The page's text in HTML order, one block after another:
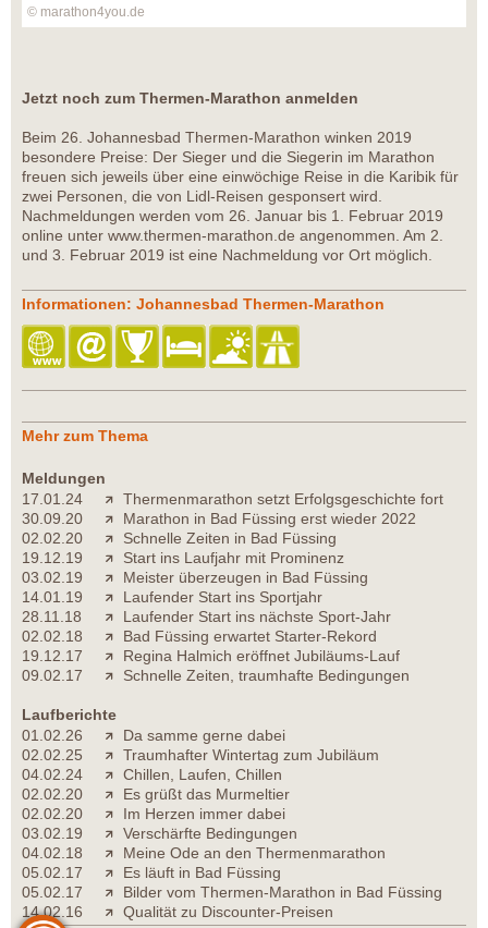
© marathon4you.de
Jetzt noch zum Thermen-Marathon anmelden
Beim 26. Johannesbad Thermen-Marathon winken 2019
besondere Preise: Der Sieger und die Siegerin im Marathon
freuen sich jeweils über eine einwöchige Reise in die Karibik für
zwei Personen, die von Lidl-Reisen gesponsert wird.
Nachmeldungen werden vom 26. Januar bis 1. Februar 2019
online unter www.thermen-marathon.de angenommen. Am 2.
und 3. Februar 2019 ist eine Nachmeldung vor Ort möglich.
Informationen: Johannesbad Thermen-Marathon
Mehr zum Thema
Meldungen
17.01.24
Thermenmarathon setzt Erfolgsgeschichte fort
30.09.20
Marathon in Bad Füssing erst wieder 2022
02.02.20
Schnelle Zeiten in Bad Füssing
19.12.19
Start ins Laufjahr mit Prominenz
03.02.19
Meister überzeugen in Bad Füssing
14.01.19
Laufender Start ins Sportjahr
28.11.18
Laufender Start ins nächste Sport-Jahr
02.02.18
Bad Füssing erwartet Starter-Rekord
19.12.17
Regina Halmich eröffnet Jubiläums-Lauf
09.02.17
Schnelle Zeiten, traumhafte Bedingungen
Laufberichte
01.02.26
Da samme gerne dabei
02.02.25
Traumhafter Wintertag zum Jubiläum
04.02.24
Chillen, Laufen, Chillen
02.02.20
Es grüßt das Murmeltier
02.02.20
Im Herzen immer dabei
03.02.19
Verschärfte Bedingungen
04.02.18
Meine Ode an den Thermenmarathon
05.02.17
Es läuft in Bad Füssing
05.02.17
Bilder vom Thermen-Marathon in Bad Füssing
14.02.16
Qualität zu Discounter-Preisen